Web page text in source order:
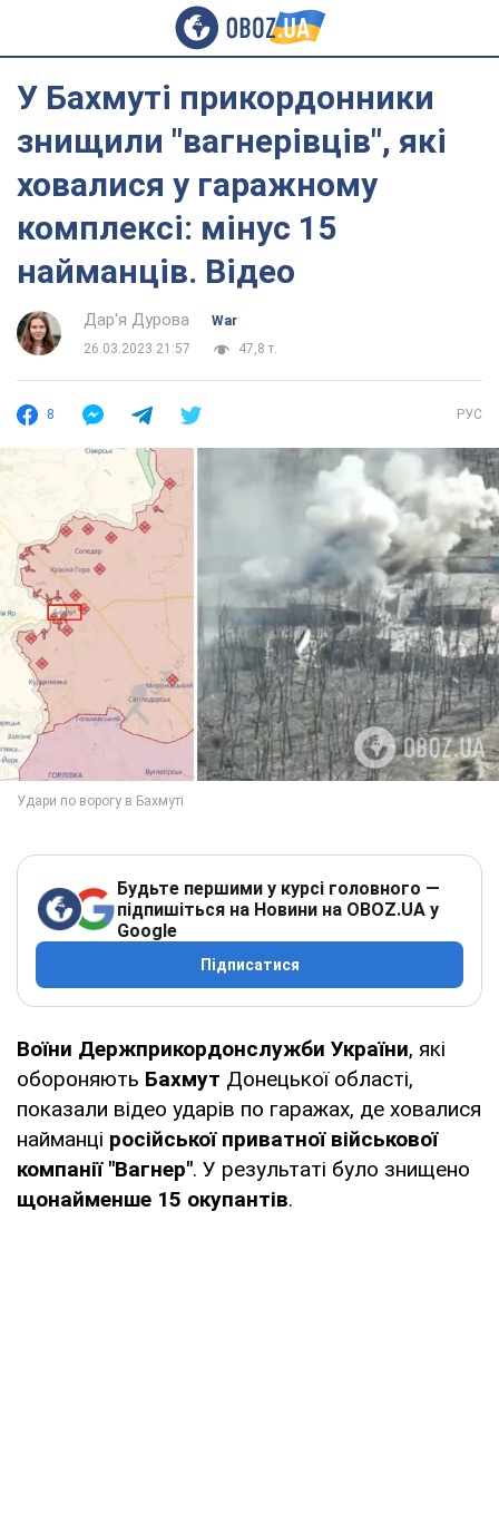
У Бахмуті прикордонники
знищили "вагнерівців", які
ховалися у гаражному
комплексі: мінус 15
найманців. Відео
Дар'я Дурова
War
26.03.2023 21:57
47,8 т.
8 РУС
Будьте першими у курсі головного —
підпишіться на Новини на OBOZ.UA у
Google
Підписатися
Воїни Держприкордонслужби України, які
обороняють Бахмут Донецької області,
показали відео ударів по гаражах, де ховалися
найманці російської приватної військової
компанії "Вагнер". У результаті було знищено
щонайменше 15 окупантів.